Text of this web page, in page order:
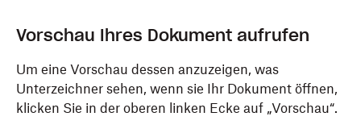
Vorschau Ihres Dokument aufrufen
Um eine Vorschau dessen anzuzeigen, was
Unterzeichner sehen, wenn sie Ihr Dokument öffnen,
klicken Sie in der oberen linken Ecke auf „Vorschau“.